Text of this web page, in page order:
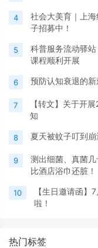
4
社会大美育｜上
子招募中！
5
科普服务流动驿
课程顺利开展
6 预防认知衰退的新
7
【转文】关于开
知
8 夏天被蚊子叮到
9
测出细菌、真菌
比酒店浴巾还脏！
10
【生日邀请函】
啦！
热门标签